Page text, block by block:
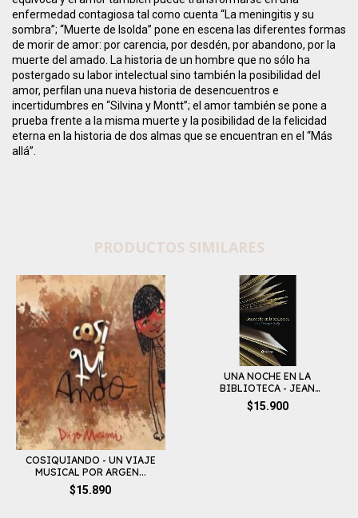
enfermedad contagiosa tal como cuenta “La meningitis y su
sombra”; “Muerte de Isolda” pone en escena las diferentes formas
de morir de amor: por carencia, por desdén, por abandono, por la
muerte del amado. La historia de un hombre que no sólo ha
postergado su labor intelectual sino también la posibilidad del
amor, perfilan una nueva historia de desencuentros e
incertidumbres en “Silvina y Montt”; el amor también se pone a
prueba frente a la misma muerte y la posibilidad de la felicidad
eterna en la historia de dos almas que se encuentran en el “Más
allá”.
PRODUCTOS SIMILARES
COSIQUIANDO - UN VIAJE
MUSICAL POR ARGEN...
$15.890
UNA NOCHE EN LA
BIBLIOTECA - JEAN
CHRIST...
$15.900